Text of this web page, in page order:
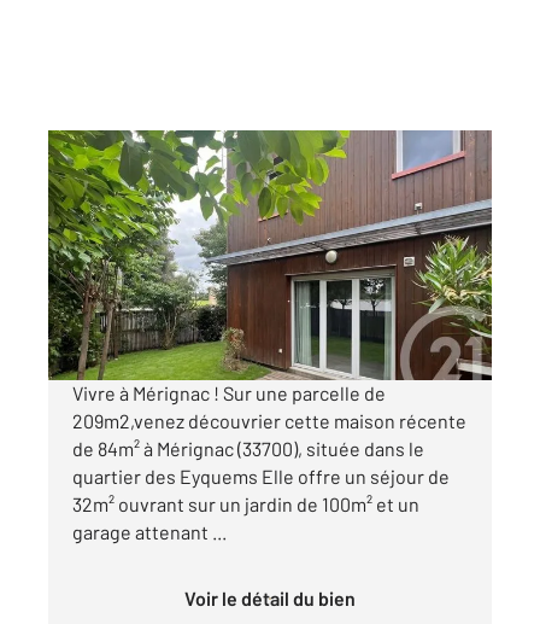
MERIGNAC 33
84,45 m2, 4 pièces
Ref : 12142
Maison à vendre
378 000 €
Visiter le site dédié
Vivre à Mérignac ! Sur une parcelle de
209m2,venez découvrier cette maison récente
de 84m² à Mérignac (33700), située dans le
quartier des Eyquems Elle offre un séjour de
32m² ouvrant sur un jardin de 100m² et un
garage attenant ...
Voir le détail du bien